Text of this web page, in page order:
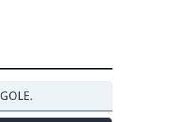
GOLE.